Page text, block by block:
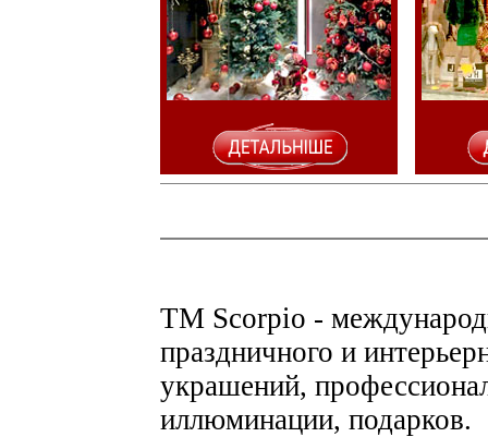
ТМ Scorpio -
праздничного и
украшений,
иллюминации, подарков.